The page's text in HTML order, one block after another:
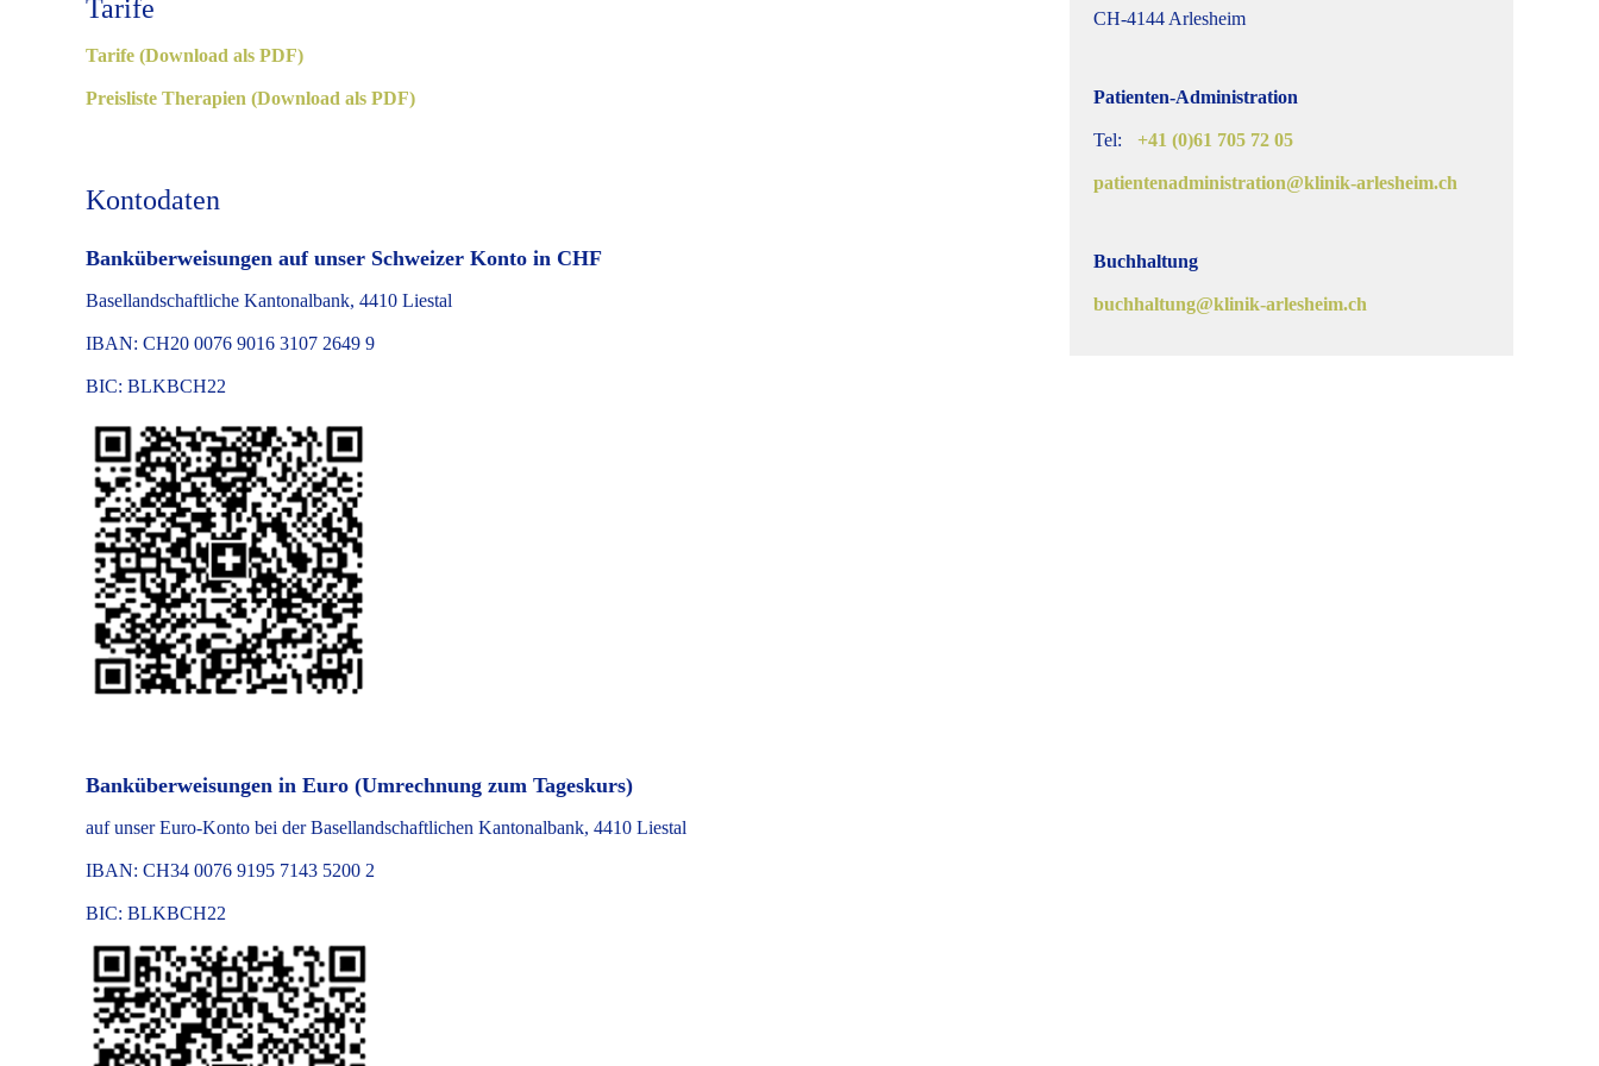
Tarife
Tarife (Download als PDF)
Preisliste Therapien (Download als PDF)
Kontodaten
Banküberweisungen auf unser Schweizer Konto in CHF
Basellandschaftliche Kantonalbank, 4410 Liestal
IBAN: CH20 0076 9016 3107 2649 9
BIC: BLKBCH22
Banküberweisungen in Euro (Umrechnung zum Tageskurs)
auf unser Euro-Konto bei der Basellandschaftlichen Kantonalbank, 4410 Liestal
IBAN: CH34 0076 9195 7143 5200 2
BIC: BLKBCH22
CH-4144 Arlesheim
Patienten-Administration
Tel: +41 (0)61 705 72 05
patientenadministration@klinik-arlesheim.ch
Buchhaltung
buchhaltung@klinik-arlesheim.ch